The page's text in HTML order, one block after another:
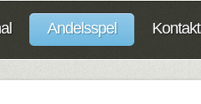
Andelsspel